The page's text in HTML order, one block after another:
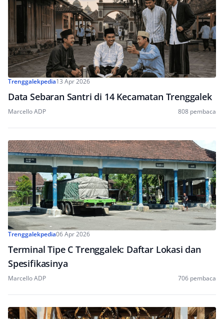
Trenggalekpedia13 Apr 2026
Data Sebaran Santri di 14 Kecamatan Trenggalek
Marcello ADP 808 pembaca
Trenggalekpedia06 Apr 2026
Terminal Tipe C Trenggalek: Daftar Lokasi dan
Spesifikasinya
Marcello ADP 706 pembaca